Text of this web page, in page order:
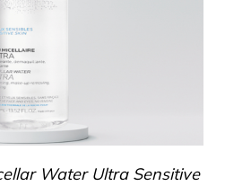
Water Ultra Sensitive